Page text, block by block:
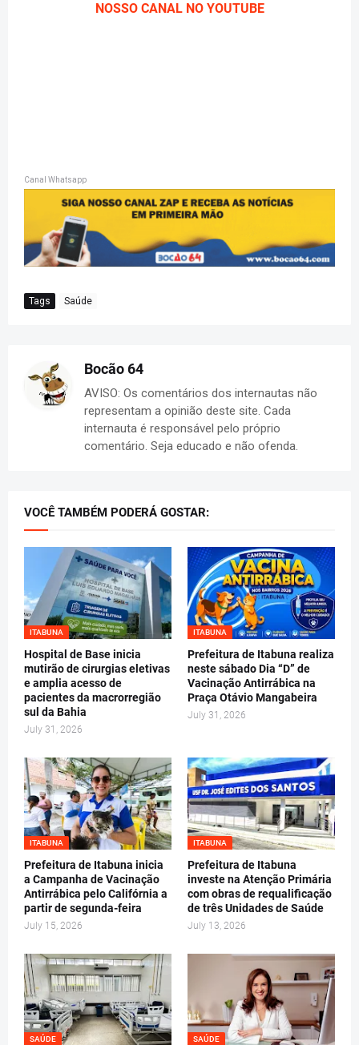
NOSSO CANAL NO YOUTUBE
Canal Whatsapp
Tags Saúde
Bocão 64
AVISO: Os comentários dos internautas não
representam a opinião deste site. Cada
internauta é responsável pelo próprio
comentário. Seja educado e não ofenda.
VOCÊ TAMBÉM PODERÁ GOSTAR:
ITABUNA
Hospital de Base inicia
mutirão de cirurgias eletivas
e amplia acesso de
pacientes da macrorregião
sul da Bahia
July 31, 2026
ITABUNA
Prefeitura de Itabuna realiza
neste sábado Dia “D” de
Vacinação Antirrábica na
Praça Otávio Mangabeira
July 31, 2026
ITABUNA
Prefeitura de Itabuna inicia
a Campanha de Vacinação
Antirrábica pelo Califórnia a
partir de segunda-feira
July 15, 2026
ITABUNA
Prefeitura de Itabuna
investe na Atenção Primária
com obras de requalificação
de três Unidades de Saúde
July 13, 2026
SAÚDE SAÚDE